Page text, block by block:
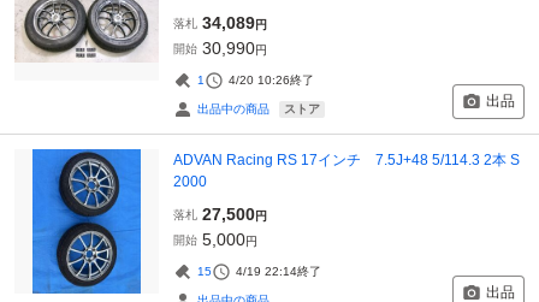
落札 34,089円
開始 30,990円
1 4/20 10:26終了
出品中の商品 ストア 出品
ADVAN Racing RS 17インチ 7.5J+48 5/114.3 2本 S
2000
落札 27,500円
開始 5,000円
15 4/19 22:14終了
出品